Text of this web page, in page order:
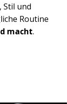
Stil und
Routine
macht.